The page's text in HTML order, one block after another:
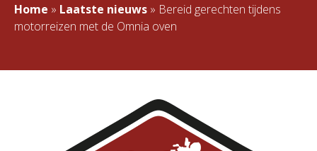
Home » Laatste nieuws » Bereid gerechten tijdens
motorreizen met de Omnia oven